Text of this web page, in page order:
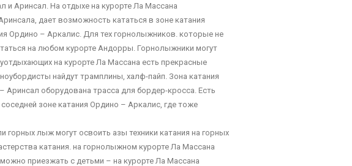
и Аринсал. На отдыхе на курорте Ла Массана
дает возможность кататься в зоне катания
Ордино – Аркалис. Для тех горнолыжников. которые не
на любом курорте Андорры. Горнолыжники могут
на курорте Ла Массана есть прекрасные
найдут трамплины, халф-пайп. Зона катания
оборудована трасса для бордер-кросса. Есть
зоне катания Ордино – Аркалис, где тоже
лыж могут освоить азы техники катания на горных
катания. на горнолыжном курорте Ла Массана
приезжать с детьми – на курорте Ла Массана